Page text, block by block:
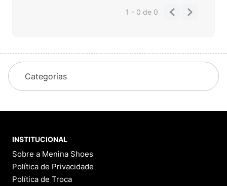
1 - 0de 0
Categorias
INSTITUCIONAL
Sobre a Menina Shoes
Política de Privacidade
Política de Troca